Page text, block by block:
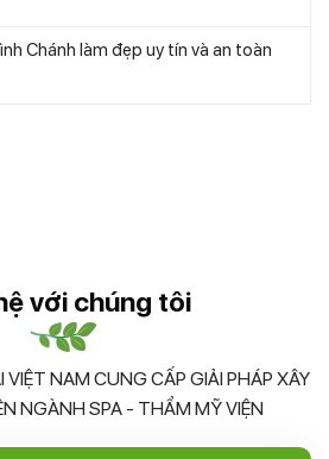
Chánh làm đẹp uy tín và an toàn
với chúng tôi
NAM CUNG CẤP GIẢI PHÁP XÂY
NGÀNH SPA - THẨM MỸ VIỆN